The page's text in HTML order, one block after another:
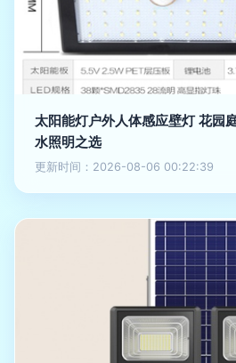
太阳能灯户外人体感应壁灯 花园
水照明之选
更新时间：2026-08-06 00:22:39